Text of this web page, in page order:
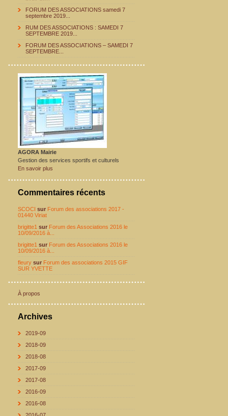
FORUM DES ASSOCIATIONS samedi 7
septembre 2019...
RUM DES ASSOCIATIONS : SAMEDI 7
SEPTEMBRE 2019...
FORUM DES ASSOCIATIONS – SAMEDI 7
SEPTEMBRE...
AGORA Mairie
Gestion des services sportifs et culturels
En savoir plus
Commentaires récents
SCOCI sur Forum des associations 2017 -
01440 Viriat
brigitte1 sur Forum des Associations 2016 le
10/09/2016 à...
brigitte1 sur Forum des Associations 2016 le
10/09/2016 à...
fleury sur Forum des associations 2015 GIF
SUR YVETTE
À propos
Archives
2019-09
2018-09
2018-08
2017-09
2017-08
2016-09
2016-08